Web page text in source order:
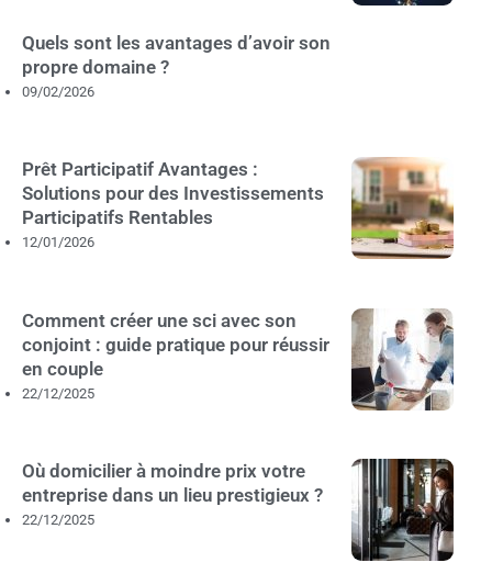
Quels sont les avantages d’avoir son
propre domaine ?
09/02/2026
Prêt Participatif Avantages :
Solutions pour des Investissements
Participatifs Rentables
12/01/2026
Comment créer une sci avec son
conjoint : guide pratique pour réussir
en couple
22/12/2025
Où domicilier à moindre prix votre
entreprise dans un lieu prestigieux ?
22/12/2025